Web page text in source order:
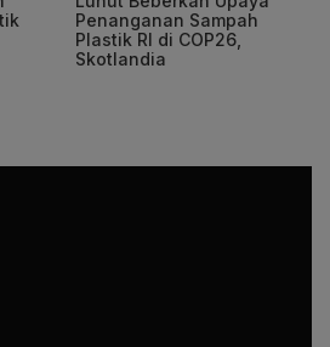
Penanganan Sampah
Plastik RI di COP26,
Skotlandia